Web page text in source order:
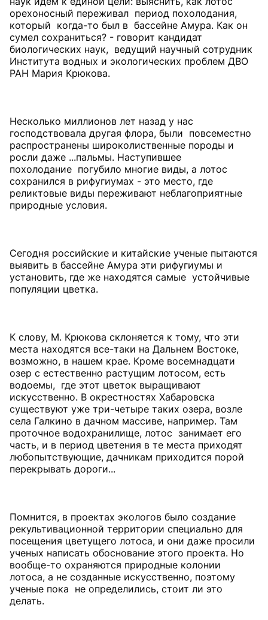
орехоносный переживал период похолодания,
который когда-то был в бассейне Амура. Как он
сумел сохраниться? - говорит кандидат
биологических наук, ведущий научный сотрудник
Института водных и экологических проблем ДВО
РАН Мария Крюкова.
Несколько миллионов лет назад у нас
господствовала другая флора, были повсеместно
распространены широколиственные породы и
росли даже ...пальмы. Наступившее
похолодание погубило многие виды, а лотос
сохранился в рифугиумах - это место, где
реликтовые виды переживают неблагоприятные
природные условия.
Сегодня российские и китайские ученые пытаются
выявить в бассейне Амура эти рифугиумы и
установить, где же находятся самые устойчивые
популяции цветка.
К слову, М. Крюкова склоняется к тому, что эти
места находятся все-таки на Дальнем Востоке,
возможно, в нашем крае. Кроме восемнадцати
озер с естественно растущим лотосом, есть
водоемы, где этот цветок выращивают
искусственно. В окрестностях Хабаровска
существуют уже три-четыре таких озера, возле
села Галкино в дачном массиве, например. Там
проточное водохранилище, лотос занимает его
часть, и в период цветения в те места приходят
любопытствующие, дачникам приходится порой
перекрывать дороги...
Помнится, в проектах экологов было создание
рекультивационной территории специально для
посещения цветущего лотоса, и они даже просили
ученых написать обоснование этого проекта. Но
вообще-то охраняются природные колонии
лотоса, а не созданные искусственно, поэтому
ученые пока не определились, стоит ли это
делать.